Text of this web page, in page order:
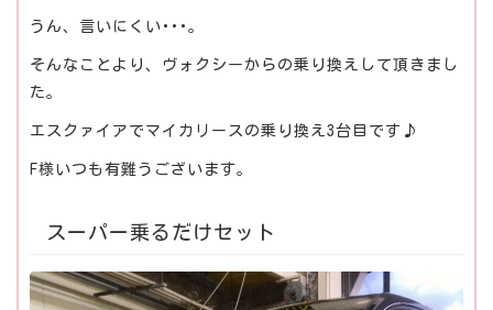
うん、言いにくい･･･｡
そんなことより、ヴォクシーからの乗り換えして頂きまし
た。
エスクァイアでマイカリースの乗り換え3台目です♪
F様いつも有難うございます。
スーパー乗るだけセット